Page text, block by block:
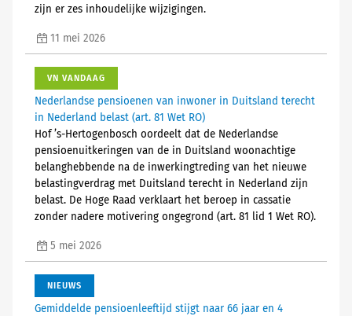
zijn er zes inhoudelijke wijzigingen.
11 mei 2026
VN VANDAAG
Nederlandse pensioenen van inwoner in Duitsland terecht
in Nederland belast (art. 81 Wet RO)
Hof ’s-Hertogenbosch oordeelt dat de Nederlandse
pensioenuitkeringen van de in Duitsland woonachtige
belanghebbende na de inwerkingtreding van het nieuwe
belastingverdrag met Duitsland terecht in Nederland zijn
belast. De Hoge Raad verklaart het beroep in cassatie
zonder nadere motivering ongegrond (art. 81 lid 1 Wet RO).
5 mei 2026
NIEUWS
Gemiddelde pensioenleeftijd stijgt naar 66 jaar en 4